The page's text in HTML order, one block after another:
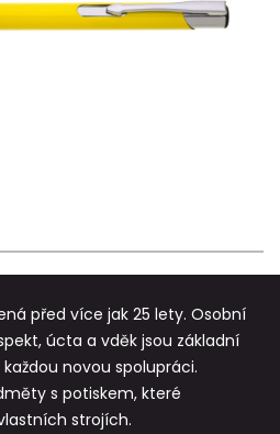
před více jak 25 lety. Osobní
úcta a vděk jsou základní
novou spolupráci.
s potiskem, které
strojích.